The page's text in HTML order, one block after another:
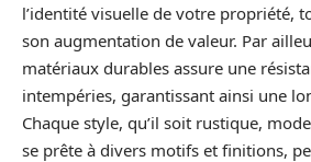
l’identité visuelle de votre propriété,
son augmentation de valeur. Par
matériaux durables assure une
intempéries, garantissant ainsi une
Chaque style, qu’il soit rustique,
se prête à divers motifs et finitions,